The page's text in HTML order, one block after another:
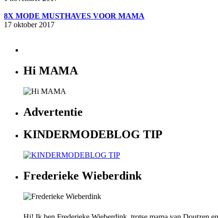
8X MODE MUSTHAVES VOOR MAMA
17 oktober 2017
Hi MAMA
Advertentie
KINDERMODEBLOG TIP
Frederieke Wieberdink